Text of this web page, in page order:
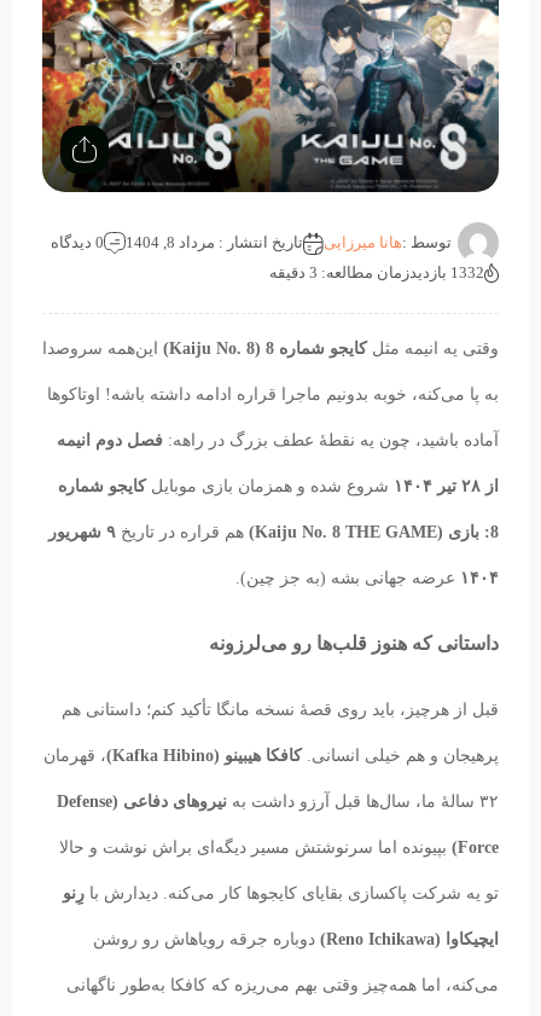
توسط :هانا میرزایی تاریخ انتشار : مرداد 8, 1404
0 دیدگاه
1332 بازدید
زمان مطالعه: 3 دقیقه
وقتی یه انیمه مثل کایجو شماره 8 (Kaiju No. 8) این‌همه سروصدا
به پا می‌کنه، خوبه بدونیم ماجرا قراره ادامه داشته باشه! اوتاکوها
آماده باشید، چون یه نقطهٔ عطف بزرگ در راهه: فصل دوم انیمه
از ۲۸ تیر ۱۴۰۴ شروع شده و همزمان بازی موبایل کایجو شماره
8: بازی (Kaiju No. 8 THE GAME) هم قراره در تاریخ ۹ شهریور
۱۴۰۴ عرضه جهانی بشه (به جز چین).
داستانی که هنوز قلب‌ها رو می‌لرزونه
قبل از هرچیز، باید روی قصهٔ نسخه مانگا تأکید کنم؛ داستانی هم
پرهیجان و هم خیلی انسانی. کافکا هیبینو (Kafka Hibino) ، قهرمان
۳۲ سالهٔ ما، سال‌ها قبل آرزو داشت به نیروهای دفاعی (Defense
Force) بپیونده اما سرنوشتش مسیر دیگه‌ای براش نوشت و حالا
تو یه شرکت پاکسازی بقایای کایجوها کار می‌کنه. دیدارش با رِنو
ایچیکاوا (Reno Ichikawa) دوباره جرقه رویاهاش رو روشن
می‌کنه، اما همه‌چیز وقتی بهم می‌ریزه که کافکا به‌طور ناگهانی